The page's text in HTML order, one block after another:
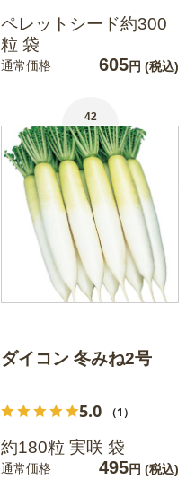
ペレットシード約300
粒 袋
通常価格 605円 (税込)
42
ダイコン 冬みね2号
5.0 （1）
約180粒 実咲 袋
通常価格 495円 (税込)